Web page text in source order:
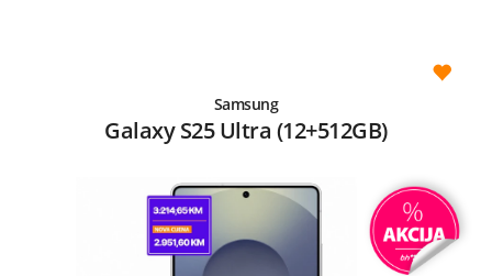
Samsung
Galaxy S25 Ultra (12+512GB)